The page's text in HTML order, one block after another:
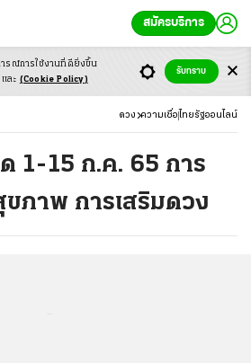
สมัครบริการ
ดวง ความเชื่อ ไทยรัฐออนไลน์
1-15 ก.ค. 65 การ
ขภาพ การเสริมดวง
รณ์การใช้งานที่ดียิ่งขึ้น
และ (Cookie Policy)
รับทราบ